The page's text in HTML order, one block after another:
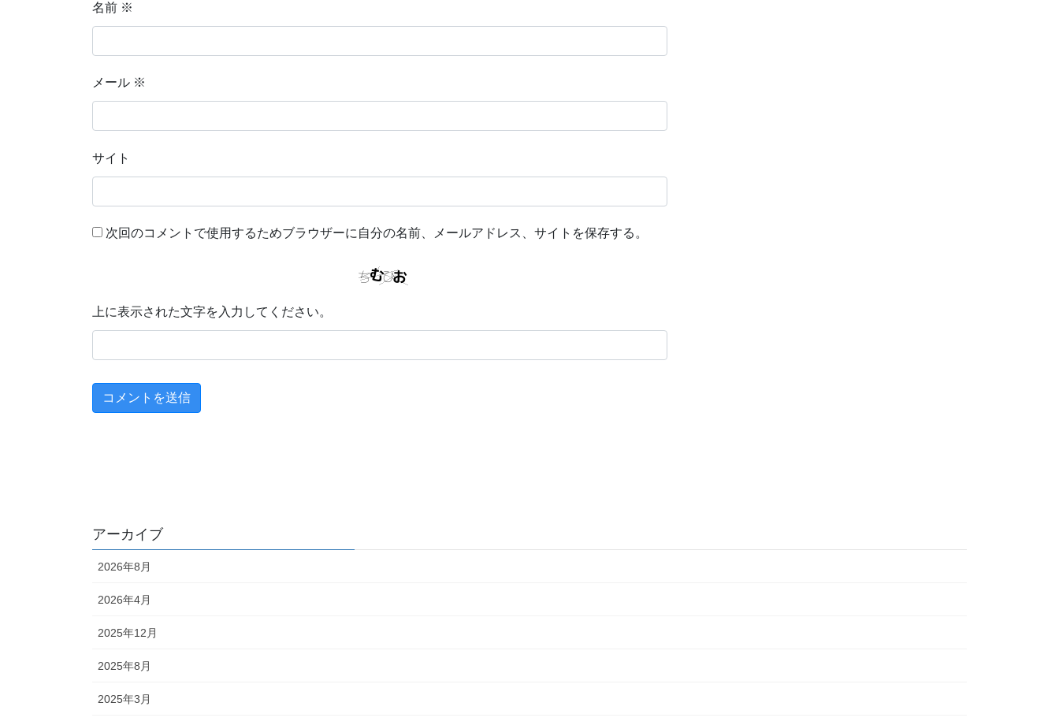
名前 ※
メール ※
サイト
次回のコメントで使用するためブラウザーに自分の名前、メールアドレス、サイトを保存する。
上に表示された文字を入力してください。
アーカイブ
2026年8月
2026年4月
2025年12月
2025年8月
2025年3月